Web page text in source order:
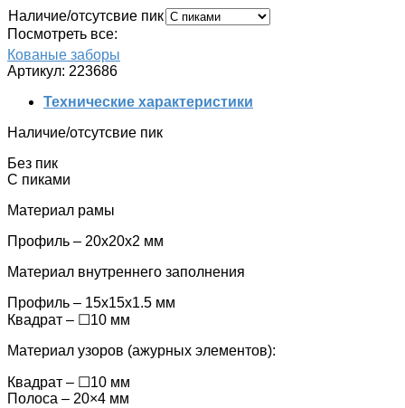
Наличие/отсутсвие пик
Посмотреть все:
Кованые заборы
Артикул: 223686
Технические характеристики
Наличие/отсутсвие пик
Без пик
С пиками
Материал рамы
Профиль – 20х20х2 мм
Материал внутреннего заполнения
Профиль – 15x15x1.5 мм
Квадрат – ☐10 мм
Материал узоров (ажурных элементов):
Квадрат – ☐10 мм
Полоса – 20×4 мм